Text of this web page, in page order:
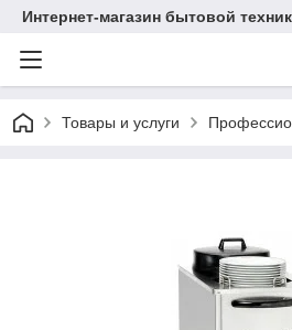
Интернет-магазин бытовой
Товары и услуги